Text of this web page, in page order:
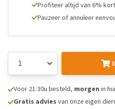
Profiteer altijd van 6%
Pauzeer of annuleer
Voor 21:30u besteld, morgen in
Gratis advies van onze eigen